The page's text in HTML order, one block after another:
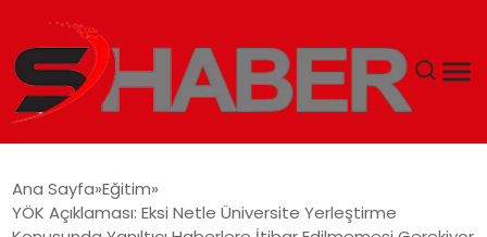
MAGAZIN
Ana Sayfa Eğitim
YÖK Açıklaması: Eksi Netle Üniversite Yerleştirme